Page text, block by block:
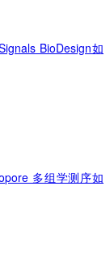
BioDesign如
多组学测序如